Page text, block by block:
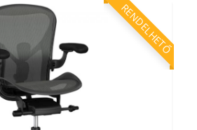
RENDELHETŐ